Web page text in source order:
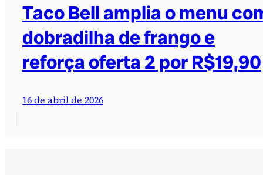
Taco Bell amplia o menu
dobradilha de frango e
reforça oferta 2 por R$19,90
16 de abril de 2026